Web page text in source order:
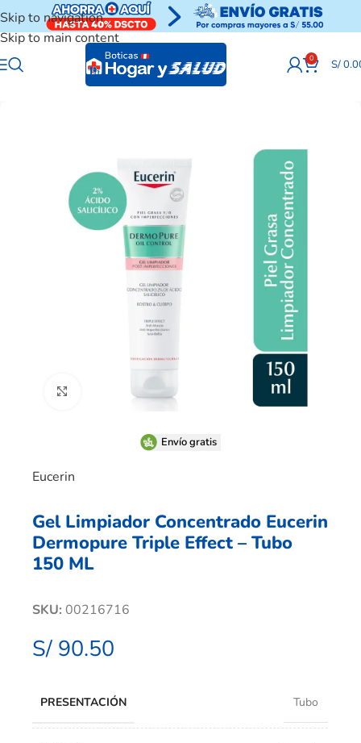
Skip to navigation
Skip to main content
0 S/
Clic para ampliar
Envío gratis
Eucerin
Gel Limpiador Concentrado Eucerin
Dermopure Triple Effect – Tubo
150 ML
SKU: 00216716
S/ 90.50
PRESENTACIÓN Tubo